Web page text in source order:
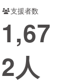
支援者数
1,67
2人